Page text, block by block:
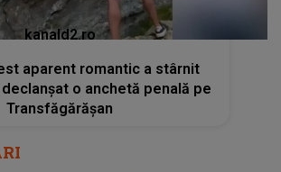
kanald2.ro
aparent romantic a stârnit
o anchetă penală pe
Transfăgărășan